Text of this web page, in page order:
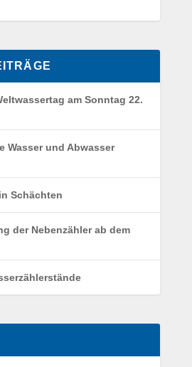
am Sonntag 22.
Wasser und Abwasser
Schächten
der Nebenzähler ab dem